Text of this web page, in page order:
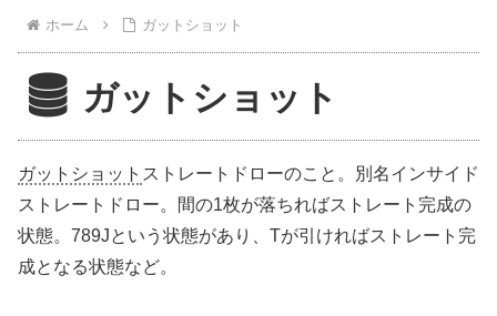
ホーム ガットショット
ガットショット
ガットショット ストレートドローのこと。別名インサイド
ストレートドロー。間の1枚が落ちればストレート完成の
状態。789Jという状態があり、Tが引ければストレート完
成となる状態など。